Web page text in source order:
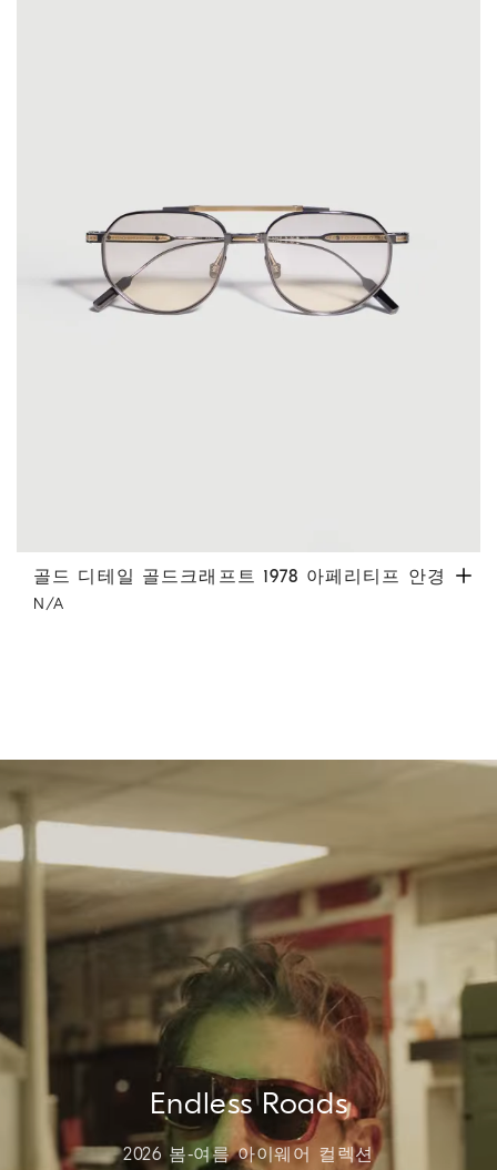
골드 디테일 골드크래프트 1978 아페리티프 안경 매트 그
골드 디테일 골드크래프트 1978 아페리티프 안경
N/A
Endless Roads
2026 봄-여름 아이웨어 컬렉션